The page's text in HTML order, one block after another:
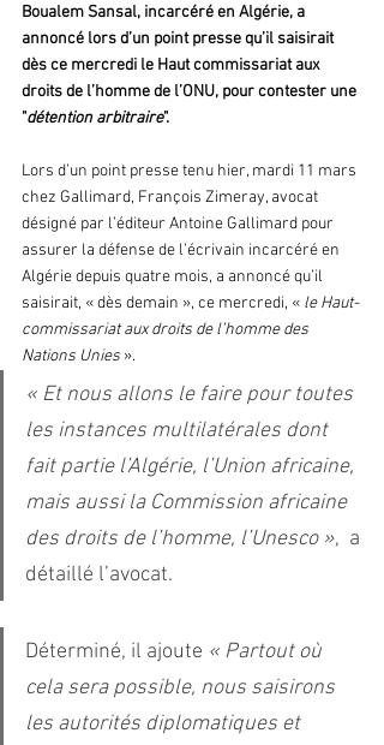
Boualem Sansal, incarcéré en Algérie, a
annoncé lors d’un point presse qu’il saisirait
dès ce mercredi le Haut commissariat aux
droits de l’homme de l’ONU, pour contester une
"détention arbitraire".
Lors d’un point presse tenu hier, mardi 11 mars
chez Gallimard, François Zimeray, avocat
désigné par l’éditeur Antoine Gallimard pour
assurer la défense de l’écrivain incarcéré en
Algérie depuis quatre mois, a annoncé qu’il
saisirait, « dès demain », ce mercredi, « le Haut-
commissariat aux droits de l’homme des
Nations Unies ».
« Et nous allons le faire pour toutes
les instances multilatérales dont
fait partie l’Algérie, l’Union africaine,
mais aussi la Commission africaine
des droits de l’homme, l’Unesco »,  a
détaillé l’avocat.
Déterminé, il ajoute « Partout où
cela sera possible, nous saisirons
les autorités diplomatiques et